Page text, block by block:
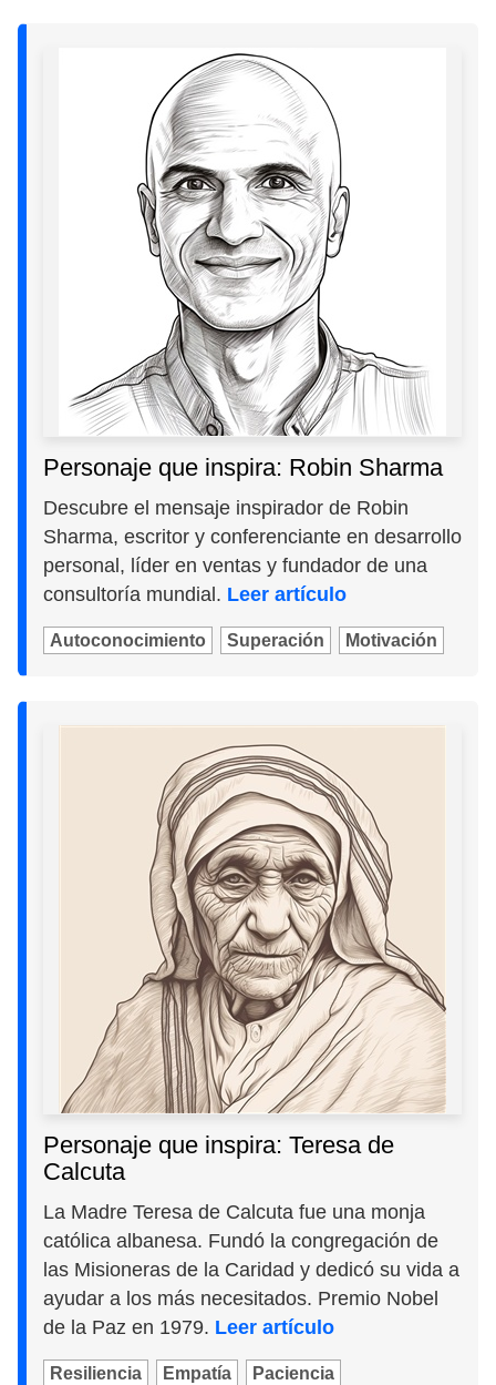
Personaje que inspira: Robin Sharma
Descubre el mensaje inspirador de Robin
Sharma, escritor y conferenciante en desarrollo
personal, líder en ventas y fundador de una
consultoría mundial. Leer artículo
Autoconocimiento Superación Motivación
Personaje que inspira: Teresa de
Calcuta
La Madre Teresa de Calcuta fue una monja
católica albanesa. Fundó la congregación de
las Misioneras de la Caridad y dedicó su vida a
ayudar a los más necesitados. Premio Nobel
de la Paz en 1979. Leer artículo
Resiliencia Empatía Paciencia